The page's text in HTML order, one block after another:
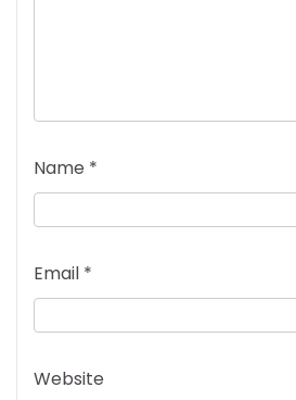
Name *
Email *
Website